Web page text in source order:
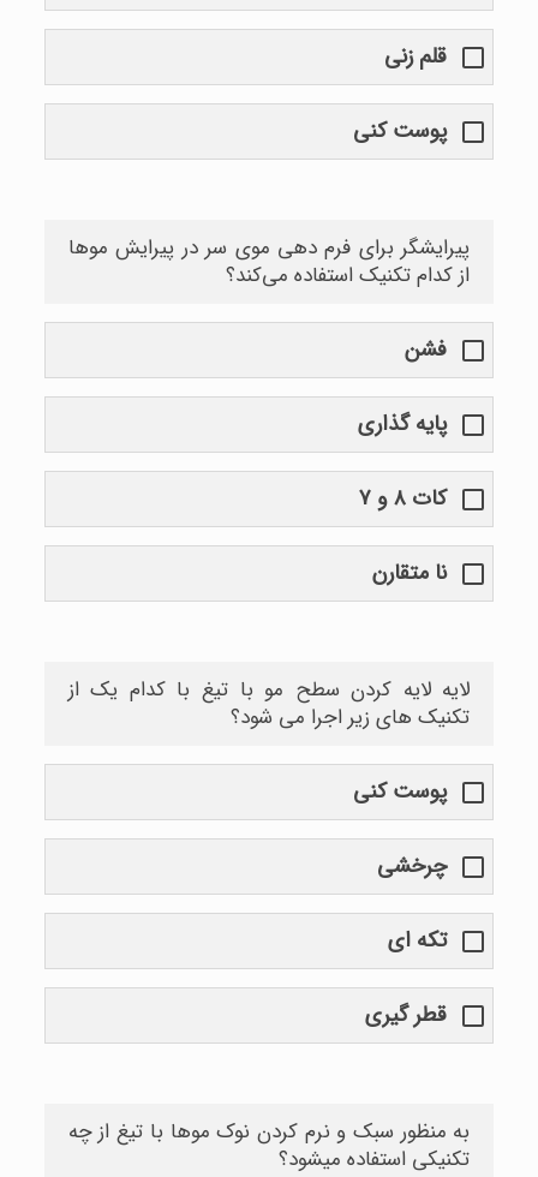
قلم زنی
پوست کنی
پیرایشگر برای فرم دهی موی سر در پیرایش موها
از کدام تکنیک استفاده می‌کند؟
فشن
پایه گذاری
کات ۸ و ۷
نا متقارن
لایه لایه کردن سطح مو با تیغ با کدام یک از
تکنیک های زیر اجرا می شود؟
پوست کنی
چرخشی
تکه ای
قطر گیری
به منظور سبک و نرم کردن نوک موها با تیغ از چه
تکنیکی استفاده میشود؟